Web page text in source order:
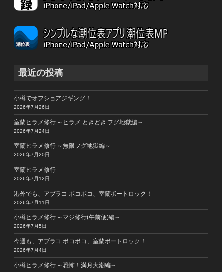
最近の投稿
小樽でオフショアジギング！
2026年7月26日
室蘭ヒラメ修行 ～ヒラメ ときどき フグ地獄編～
2026年7月24日
室蘭ヒラメ修行 ～無限フグ地獄編～
2026年7月20日
室蘭ヒラメ修行
2026年7月12日
港外でも、アブラコ ボコボコ、室蘭ボートロック！
2026年7月11日
小樽ヒラメ修行 ～マジ修行(午前便)編～
2026年7月5日
今週も、アブラコ ボコボコ、室蘭ボートロック！
2026年7月4日
小樽ヒラメ修行 ～恐怖！満月大潮編～